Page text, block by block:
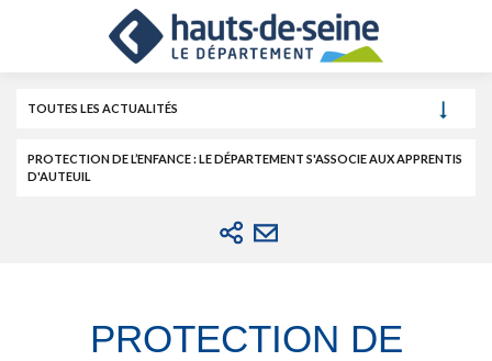
TOUTES LES ACTUALITÉS
PROTECTION DE L’ENFANCE : LE DÉPARTEMENT S'ASSOCIE AUX APPRENTIS
D'AUTEUIL
PROTECTION DE
Cookies et traceurs utilisés sur ce site.